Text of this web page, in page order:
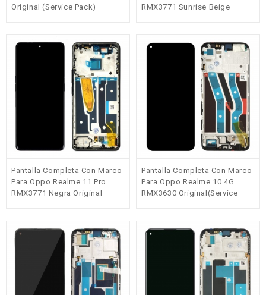
Original (Service Pack)
RMX3771 Sunrise Beige
Pantalla Completa Con Marco
Para Oppo Realme 11 Pro
RMX3771 Negra Original
Pantalla Completa Con Marco
Para Oppo Realme 10 4G
RMX3630 Original(Service